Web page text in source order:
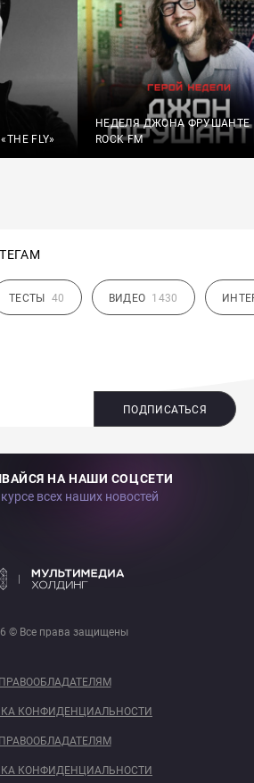
FLY»
НЕДЕЛЯ ДЖОНА ФРУШАНТЕ
ROCK FM
ТЕСТЫ 40 ВИДЕО 1430
ПОДПИСАТЬСЯ
НА НАШИ СОЦСЕТИ
всех наших новостей
© Все права защищены
ПРАВООБЛАДАТЕЛЯМ
КОНФИДЕНЦИАЛЬНОСТИ
ПРАВООБЛАДАТЕЛЯМ
КОНФИДЕНЦИАЛЬНОСТИ